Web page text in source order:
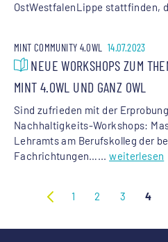
OstWestfalenLippe stattfinden,
MINT COMMUNITY 4.OWL 14.07.2023
NEUE WORKSHOPS ZUM
MINT 4.OWL UND GANZ OWL
Sind zufrieden mit der
Nachhaltigkeits-Workshops:
Lehramts am Berufskolleg der
Fachrichtungen…...weiterlesen
1 2 3 4